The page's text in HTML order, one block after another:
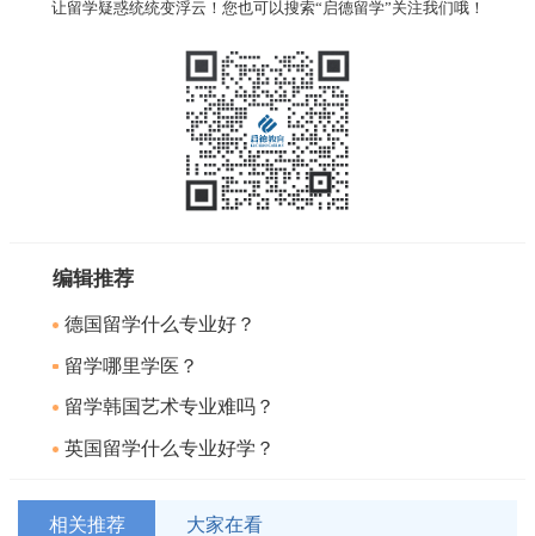
让留学疑惑统统变浮云！您也可以搜索“启德留学”关注我们哦！
编辑推荐
德国留学什么专业好？
留学哪里学医？
留学韩国艺术专业难吗？
英国留学什么专业好学？
相关推荐 大家在看